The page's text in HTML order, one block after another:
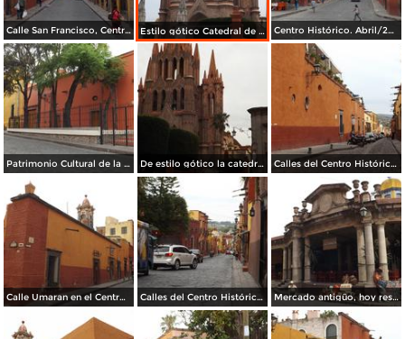
Calle San Francisco, Centro Histórico. Abril/2014 Estilo gótico Catedral de San Miguel. Abril/2014 Centro Histórico. Abril/2014
Patrimonio Cultural de la Humanidad. Abril/2014 De estilo gótico la catedral de San miguel. Abril/2014 Calles del Centro Histórico. Abril/2014
Calle Umaran en el Centro Histórico. Abril/2014 Calles del Centro Histórico. Abril/2014 Mercado antigüo, hoy restaurantes típicos. Abril/2014